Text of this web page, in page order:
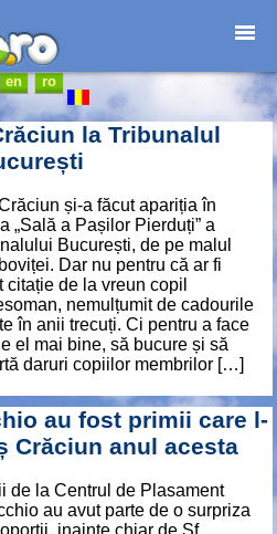
en ro
page
Kids
Contact
la Tribunalul
și-a făcut apariția în
„Sală a Pașilor Pierduți” a
București, de pe malul
Dar nu pentru că ar fi
citație de la vreun copil
nemulțumit de cadourile
în anii trecuți. Ci pentru a face
el mai bine, să bucure și să
daruri copiilor membrilor […]
au fost primii care l-
Crăciun anul acesta
de la Centrul de Plasament
au avut parte de o surpriza
inainte chiar de Sf